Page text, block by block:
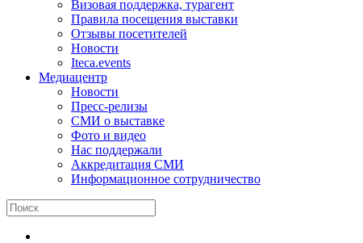
Визовая поддержка, турагент
Правила посещения выставки
Отзывы посетителей
Новости
Iteca.events
Медиацентр
Новости
Пресс-релизы
СМИ о выставке
Фото и видео
Нас поддержали
Аккредитация СМИ
Информационное сотрудничество